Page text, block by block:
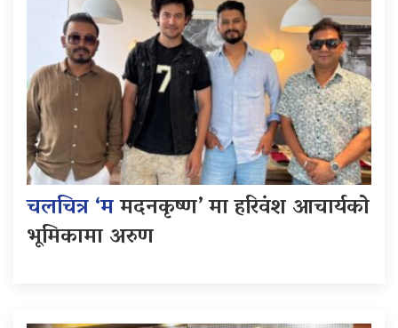
चलचित्र ‘ममदनकृष्ण’ मा हरिवंश आचार्यको
भूमिकामा अरुण